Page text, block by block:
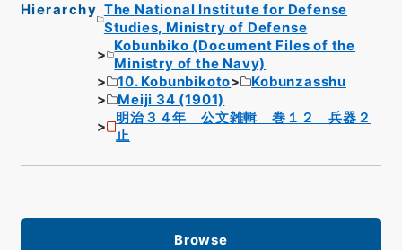
Hierarchy The National Institute for Defense
Studies, Ministry of Defense
Kobunbiko (Document Files of the
Ministry of the Navy)
10. Kobunbikoto
Kobunzasshu
Meiji 34 (1901)
明治３４年 公文雑輯 巻１２ 兵器２
止
Browse